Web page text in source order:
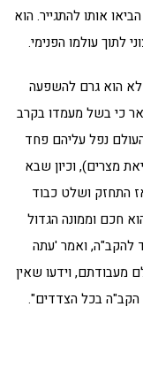
אותו להתגייר. הוא
לתוך עולמו הפנימי.
הוא גרם להשפעה
כי בשל מעמדו בקרב
נפל עליהם פחד
מצרים), וכיון שבא
התחזק ושלט כבוד
חכם וממונה הגדול
להקב"ה, ואמר 'עתה
מעבודתם, וידעו שאין
בכל הצדדים".